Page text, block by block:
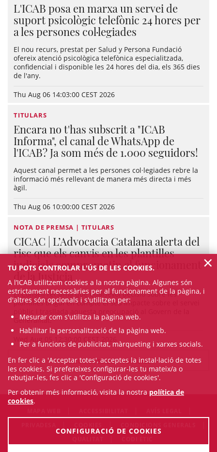
L'ICAB posa en marxa un servei de
suport psicològic telefònic 24 hores per
a les persones col·legiades
El nou recurs, prestat per Salud y Persona Fundació
ofereix atenció psicològica telefònica especialitzada,
confidencial i disponible les 24 hores del dia, els 365 dies
de l'any.
Thu Aug 06 14:03:00 CEST 2026
TITULARS
Encara no t'has subscrit a "ICAB
Informa", el canal de WhatsApp de
l'ICAB? Ja som més de 1.000 seguidors!
Aquest canal permet a les persones col·legiades rebre la
informació més rellevant de manera més directa i més
àgil.
Thu Aug 06 10:00:00 CEST 2026
NOTA DE PREMSA | TITULARS
CICAC | L’Advocacia Catalana alerta del
risc que els canvis en les plantilles
judicials comprometin el funcionament
de la Justícia
El Consell reclama que qualsevol decisió sobre les
plantilles tingui en compte el seu impacte sobre el servei
Generalitat.
Wed Aug 05 12:30:00 CEST 2026
VEURE TOTES LES NOTÍCIES
TU POTS CONTROLAR L'ÚS DE LES COOKIES.
A l’ICAB utilitzem cookies a la nostra pàgina. Algunes són
estrictament necessàries per al funcionament de la pàgina, i
d'altres són opcionals i s'utilitzen per:
Mesurar com s'utilitza la pàgina web.
Habilitar la personalització de la pàgina web.
Per a funcions de publicitat, màrqueting i xarxes socials.
En fer clic a 'Acceptar totes', acceptes la instal·lació de totes
les cookies. Si prefereixes configurar-les tu mateix/a o
rebutjar-les, fes clic a 'Configuració de cookies'.
Per obtenir més informació, visita la nostra política de
cookies.
CONFIGURACIÓ DE COOKIES
×